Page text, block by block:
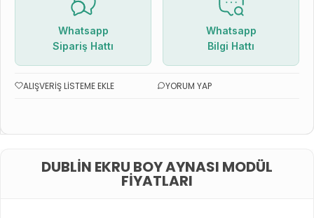
Whatsapp
Sipariş Hattı
Whatsapp
Bilgi Hattı
ALIŞVERIŞ LISTEME EKLE YORUM YAP
DUBLIN EKRU BOY AYNASI MODÜL
FIYATLARI